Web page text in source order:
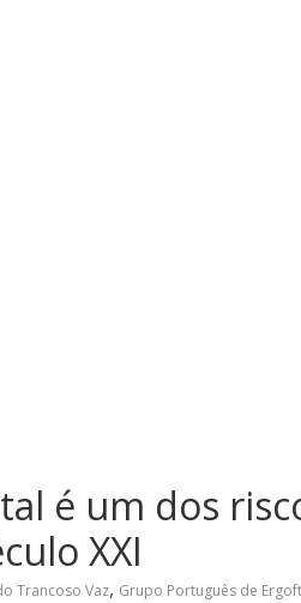
é um dos
XXI
Trancoso Vaz, Grupo Português de